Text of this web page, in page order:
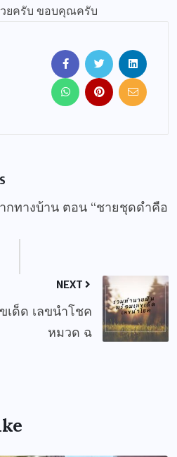
ยครับ ขอบคุณครับ
ากทางบ้าน ตอน “ชายชุดดำคือ
NEXT
เด็ด เลขนำโชค
หมวด ฉ